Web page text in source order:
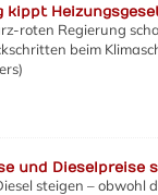
kippt
roten Regierung
beim
und Dieselpreise
steigen – obwohl